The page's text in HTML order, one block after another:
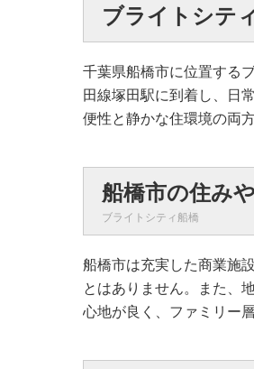
ブライトシテ
千葉県船橋市に位置する
田線塚田駅に到着し、日
便性と静かな住環境の両
船橋市の住み
ブライトシティ船橋
船橋市は充実した商業施
とはありません。また、
心地が良く、ファミリー